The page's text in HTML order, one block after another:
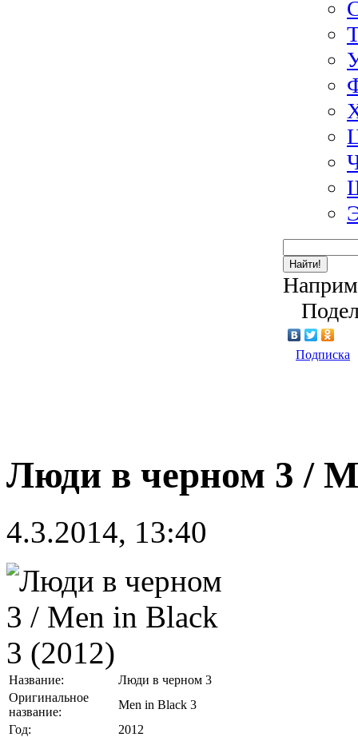
Найти!
Подписка
Люди в черном 3 /
4.3.2014, 13:40
Название:
Люди в черном 3
Оригинальное
название:
Men in Black 3
Год:
2012